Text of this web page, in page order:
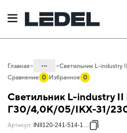
Главная ...
Проектное освещение LEDEL
Светильники для
Сравнение 0 Избранное 0
Светильник L-industry
Г30/4,0К/05/IKX-31/
Артикул: INII120-241-514-1271